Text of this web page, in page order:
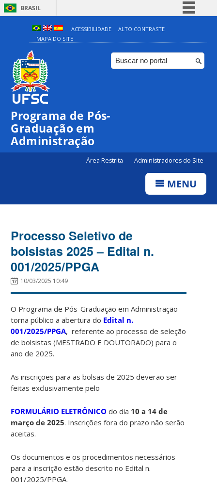
BRASIL
Simplifique!
Comunica BR
Participe
ACESSIBILIDADE
ALTO CONTRASTE
MAPA DO SITE
Programa de Pós-
Graduação em
Administração
Área Restrita Administradores do Site
MENU
Processo Seletivo de
bolsistas 2025 – Edital n.
001/2025/PPGA
10/03/2025 10:49
O Programa de Pós-Graduação em Administração
torna público a abertura do Edital n.
001/2025/PPGA, referente ao processo de seleção
de bolsistas (MESTRADO E DOUTORADO) para o
ano de 2025.
As inscrições para as bolsas de 2025 deverão ser
feitas exclusivamente pelo
FORMULÁRIO ELETRÔNICO do dia 10 a 14 de
março de 2025. Inscrições fora do prazo não serão
aceitas.
Os documentos e os procedimentos necessários
para a inscrição estão descrito no Edital n.
001/2025/PPGA.